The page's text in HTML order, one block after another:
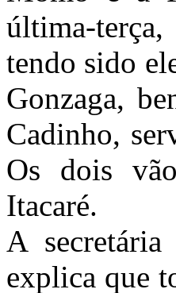
última-
tendo sido
Gonzaga,
Cadinho,
Os dois
Itacaré.
A
explica que